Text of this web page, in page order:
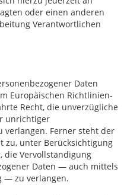
oder einen anderen
Verantwortlichen
Daten
Europäischen Richtlinien-
Recht, die unverzügliche
unrichtiger
verlangen. Ferner steht der
zu, unter Berücksichtigung
die Vervollständigung
Daten — auch mittels
— zu verlangen.